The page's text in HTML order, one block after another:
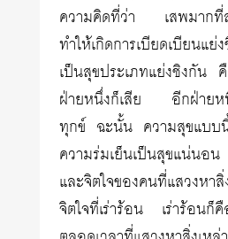
ความคิดที่ว่า เสพมากที่
ทำให้เกิดการเบียดเบียนแย่
เป็นสุขประเภทแย่งชิงกัน
ฝ่ายหนึ่งก็เสีย อีกฝ่ายห
ทุกข์ ฉะนั้น ความสุขแบบนี้
ความร่มเย็นเป็นสุขแน่นอ
และจิตใจของคนที่แสวง
จิตใจที่เร่าร้อน เร่าร้อนก็